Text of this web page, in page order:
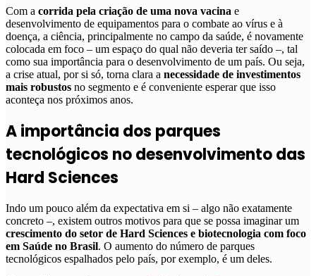
Com a corrida pela criação de uma nova vacina e
desenvolvimento de equipamentos para o combate ao vírus e à
doença, a ciência, principalmente no campo da saúde, é novamente
colocada em foco – um espaço do qual não deveria ter saído –, tal
como sua importância para o desenvolvimento de um país. Ou seja,
a crise atual, por si só, torna clara a necessidade de investimentos
mais robustos no segmento e é conveniente esperar que isso
aconteça nos próximos anos.
A importância dos parques
tecnológicos no desenvolvimento das
Hard Sciences
Indo um pouco além da expectativa em si – algo não exatamente
concreto –, existem outros motivos para que se possa imaginar um
crescimento do setor de Hard Sciences e biotecnologia com foco
em Saúde no Brasil. O aumento do número de parques
tecnológicos espalhados pelo país, por exemplo, é um deles.